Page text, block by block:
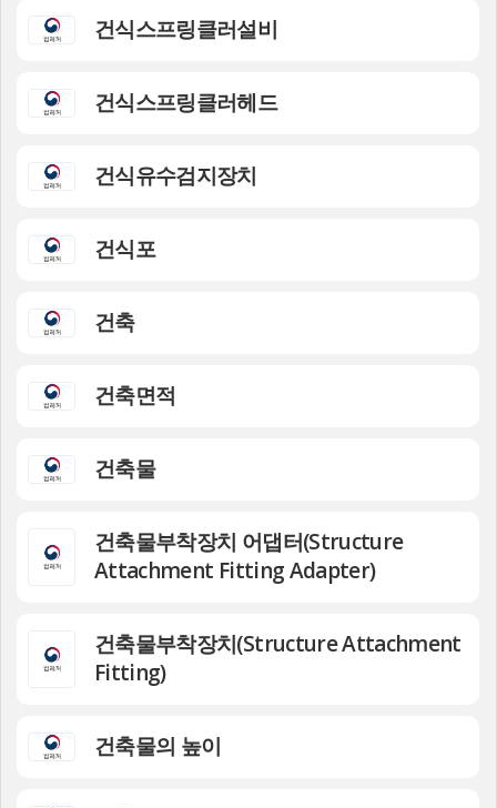
건식스프링클러설비
건식스프링클러헤드
건식유수검지장치
건식포
건축
건축면적
건축물
건축물부착장치 어댑터(Structure
Attachment Fitting Adapter)
건축물부착장치(Structure Attachment
Fitting)
건축물의 높이